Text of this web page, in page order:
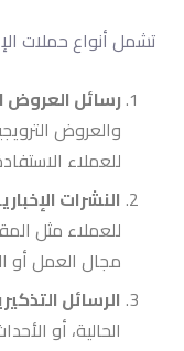
تشمل أنواع حملات
رسائل العروض
والعروض
للعملاء
النشرات
للعملاء مثل
مجال العمل أو
الرسائل
الحالية، أو